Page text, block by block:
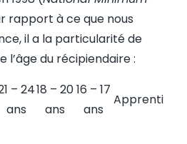
rapport à ce que nous
il a la particularité de
l’âge du récipiendaire :
– 24
ans
18 – 20
ans
16 – 17
ans
Apprenti